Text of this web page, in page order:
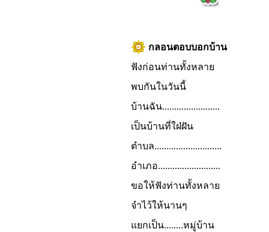
กลอนตอบบอกบ้าน
ฟังก่อนท่านทั้งหลาย
พบกันในวันนี้
บ้านฉัน........................
เป็นบ้านที่ใฝ่ฝัน
ตำบล............................
อำเภอ..........................
ขอให้ฟังท่านทั้งหลาย
จำไว้ให้นานๆ
แยกเป็น........หมู่บ้าน